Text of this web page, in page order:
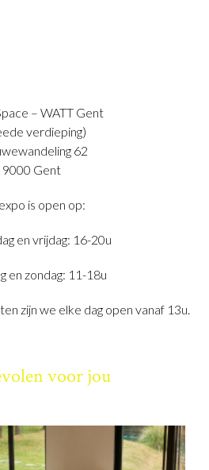
– WATT Gent
verdieping)
62
9000 Gent
is open op:
en vrijdag: 16-20u
en zondag: 11-18u
zijn we elke dag open vanaf 13u.
voor jou